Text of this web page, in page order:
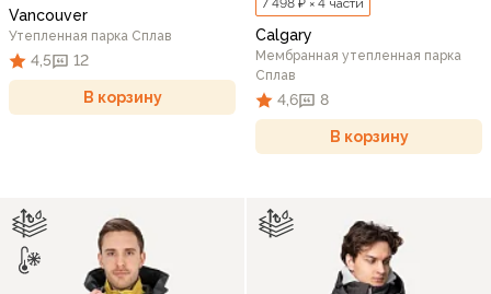
Vancouver
Утепленная парка Сплав
4,5 12
В корзину
7 498 ₽ × 4 части
Calgary
Мембранная утепленная парка
Сплав
4,6 8
В корзину